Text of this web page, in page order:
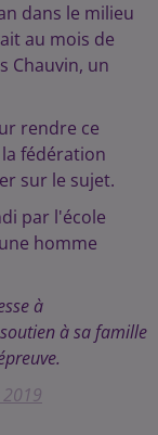
dans le milieu
au mois de
Chauvin, un
rendre ce
fédération
sur le sujet.
par l'école
homme
à
à sa famille